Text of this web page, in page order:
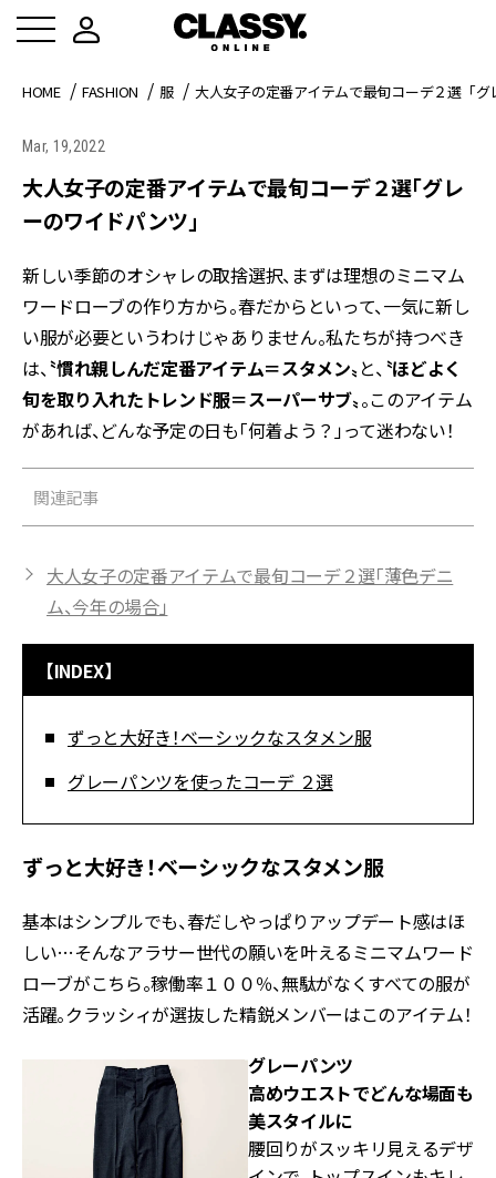
HOME FASHION 服 大人女子の定番アイテムで最旬コーデ２選「
Mar, 19,2022
大人女子の定番アイテムで最旬コーデ２選「グレ
ーのワイドパンツ」
新しい季節のオシャレの取捨選択、まずは理想のミニマム
ワードローブの作り方から。春だからといって、一気に新し
い服が必要というわけじゃありません。私たちが持つべき
は、〝慣れ親しんだ定番アイテム＝スタメン〟と、〝ほどよく
旬を取り入れたトレンド服＝スーパーサブ〟。このアイテム
があれば、どんな予定の日も「何着よう？」って迷わない！
関連記事
大人女子の定番アイテムで最旬コーデ２選「薄色デニ
ム、今年の場合」
【INDEX】
ずっと大好き！ベーシックなスタメン服
グレーパンツを使ったコーデ ２選
ずっと大好き！ベーシックなスタメン服
基本はシンプルでも、春だしやっぱりアップデート感はほ
しい…そんなアラサー世代の願いを叶えるミニマムワード
ローブがこちら。稼働率１００％、無駄がなくすべての服が
活躍。クラッシィが選抜した精鋭メンバーはこのアイテム！
グレーパンツ
高めウエストでどんな場面も
美スタイルに
腰回りがスッキリ見えるデザ